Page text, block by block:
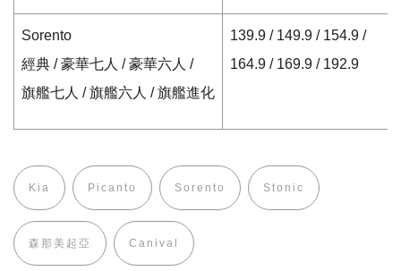
Sorento
經典 /豪華七人 /豪華六人 /
旗艦七人 /旗艦六人 /旗艦進化
139.9 / 149.9 / 154.9 /
164.9 / 169.9 / 192.9
Kia Picanto Sorento Stonic
森那美起亞 Canival